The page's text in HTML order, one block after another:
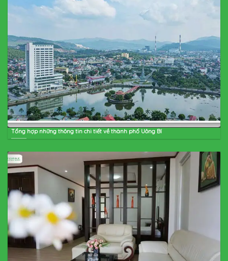
Tổng hợp những thông tin chi tiết về thành phố Uông Bí